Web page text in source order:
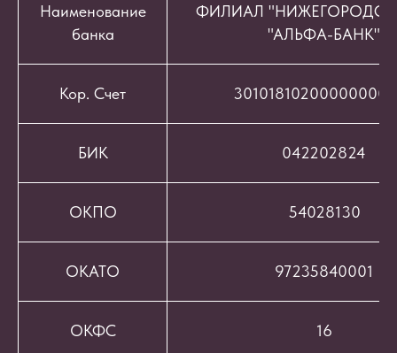
Наименование
банка
ФИЛИАЛ
"АЛЬФА-БАНК"
Кор. Счет
БИК 042202824
ОКПО 54028130
ОКАТО 97235840001
ОКФС 16